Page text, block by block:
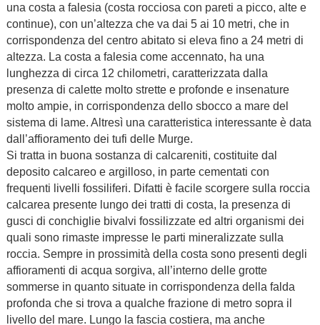
una costa a falesia (costa rocciosa con pareti a picco, alte e
continue), con un’altezza che va dai 5 ai 10 metri, che in
corrispondenza del centro abitato si eleva fino a 24 metri di
altezza. La costa a falesia come accennato, ha una
lunghezza di circa 12 chilometri, caratterizzata dalla
presenza di calette molto strette e profonde e insenature
molto ampie, in corrispondenza dello sbocco a mare del
sistema di lame. Altresì una caratteristica interessante è data
dall’affioramento dei tufi delle Murge.
Si tratta in buona sostanza di calcareniti, costituite dal
deposito calcareo e argilloso, in parte cementati con
frequenti livelli fossiliferi. Difatti è facile scorgere sulla roccia
calcarea presente lungo dei tratti di costa, la presenza di
gusci di conchiglie bivalvi fossilizzate ed altri organismi dei
quali sono rimaste impresse le parti mineralizzate sulla
roccia. Sempre in prossimità della costa sono presenti degli
affioramenti di acqua sorgiva, all’interno delle grotte
sommerse in quanto situate in corrispondenza della falda
profonda che si trova a qualche frazione di metro sopra il
livello del mare. Lungo la fascia costiera, ma anche